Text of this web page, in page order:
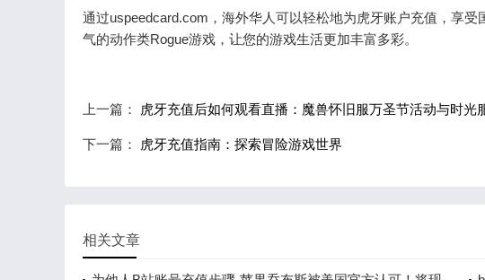
通过uspeedcard.com，海外华人可以轻松地为虎牙账户充值，享
气的动作类Rogue游戏，让您的游戏生活更加丰富多彩。
上一篇： 虎牙充值后如何观看直播：魔兽怀旧服万圣节活动与时光
下一篇： 虎牙充值指南：探索冒险游戏世界
相关文章